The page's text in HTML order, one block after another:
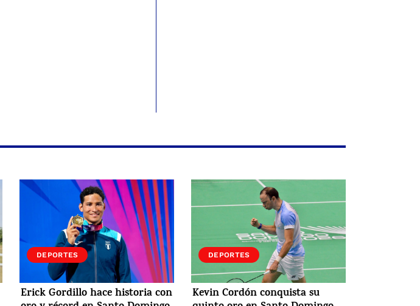
DEPORTES
Erick Gordillo hace historia con
DEPORTES
Kevin Cordón conquista su